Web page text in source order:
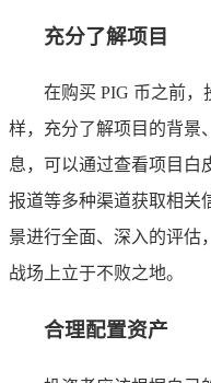
充分了解项目
在购买 PIG 币之前
样，充分了解项目的背景
息，可以通过查看项目白
报道等多种渠道获取相关
景进行全面、深入的评估
战场上立于不败之地。
合理配置资产